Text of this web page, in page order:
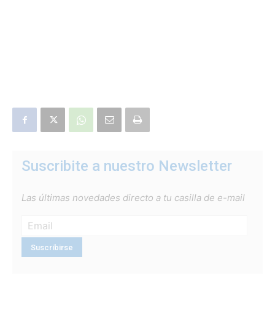
Suscribite a nuestro Newsletter
Las últimas novedades directo a tu casilla de e-mail